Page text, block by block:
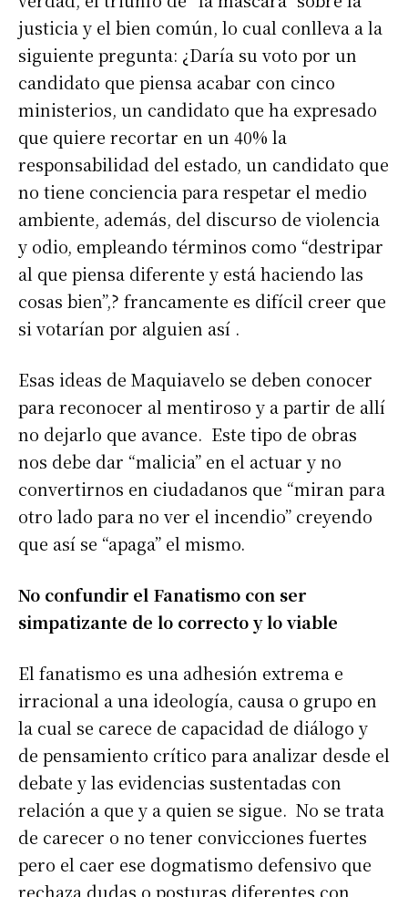
justicia y el bien común, lo cual conlleva a la
siguiente pregunta: ¿Daría su voto por un
candidato que piensa acabar con cinco
ministerios, un candidato que ha expresado
que quiere recortar en un 40% la
responsabilidad del estado, un candidato que
no tiene conciencia para respetar el medio
ambiente, además, del discurso de violencia
y odio, empleando términos como “destripar
al que piensa diferente y está haciendo las
cosas bien”,? francamente es difícil creer que
si votarían por alguien así .
Esas ideas de Maquiavelo se deben conocer
para reconocer al mentiroso y a partir de allí
no dejarlo que avance. Este tipo de obras
nos debe dar “malicia” en el actuar y no
convertirnos en ciudadanos que “miran para
otro lado para no ver el incendio” creyendo
que así se “apaga” el mismo.
No confundir el Fanatismo con ser
simpatizante de lo correcto y lo viable
El fanatismo es una adhesión extrema e
irracional a una ideología, causa o grupo en
la cual se carece de capacidad de diálogo y
de pensamiento crítico para analizar desde el
debate y las evidencias sustentadas con
relación a que y a quien se sigue. No se trata
de carecer o no tener convicciones fuertes
pero el caer ese dogmatismo defensivo que
rechaza dudas o posturas diferentes con